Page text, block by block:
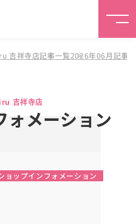
吉祥寺店記事一覧2026年06月記事
吉祥寺店
ォメーション
ョップインフォメーション